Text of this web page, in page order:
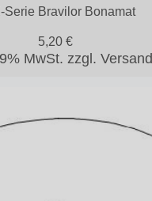
Serie Bravilor Bonamat
MwSt. zzgl. Versand
5,20 €